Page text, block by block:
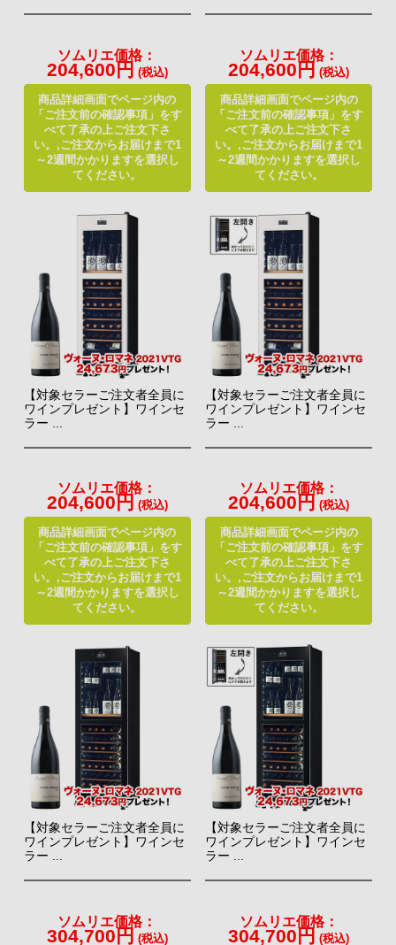
ソムリエ価格：
204,600円 (税込)
商品詳細画面でページ内の
「ご注文前の確認事項」をす
べて了承の上ご注文下さ
い。,ご注文からお届けまで1
～2週間かかりますを選択し
てください。
ソムリエ価格：
204,600円 (税込)
商品詳細画面でページ内の
「ご注文前の確認事項」をす
べて了承の上ご注文下さ
い。,ご注文からお届けまで1
～2週間かかりますを選択し
てください。
【対象セラーご注文者全員に
ワインプレゼント】ワインセ
ラー ...
ソムリエ価格：
204,600円 (税込)
商品詳細画面でページ内の
「ご注文前の確認事項」をす
べて了承の上ご注文下さ
い。,ご注文からお届けまで1
～2週間かかりますを選択し
てください。
【対象セラーご注文者全員に
ワインプレゼント】ワインセ
ラー ...
ソムリエ価格：
204,600円 (税込)
商品詳細画面でページ内の
「ご注文前の確認事項」をす
べて了承の上ご注文下さ
い。,ご注文からお届けまで1
～2週間かかりますを選択し
てください。
【対象セラーご注文者全員に
ワインプレゼント】ワインセ
ラー ...
ソムリエ価格：
304,700円 (税込)
【対象セラーご注文者全員に
ワインプレゼント】ワインセ
ラー ...
ソムリエ価格：
304,700円 (税込)